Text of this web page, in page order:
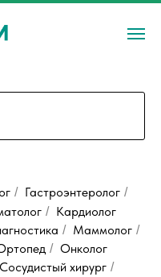
/ Гастроэнтеролог /
/ Кардиолог
/ Маммолог /
/ Онколог
Сосудистый хирург /